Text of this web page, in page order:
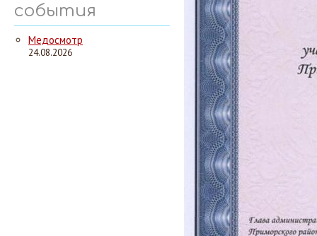
события
Медосмотр
24.08.2026